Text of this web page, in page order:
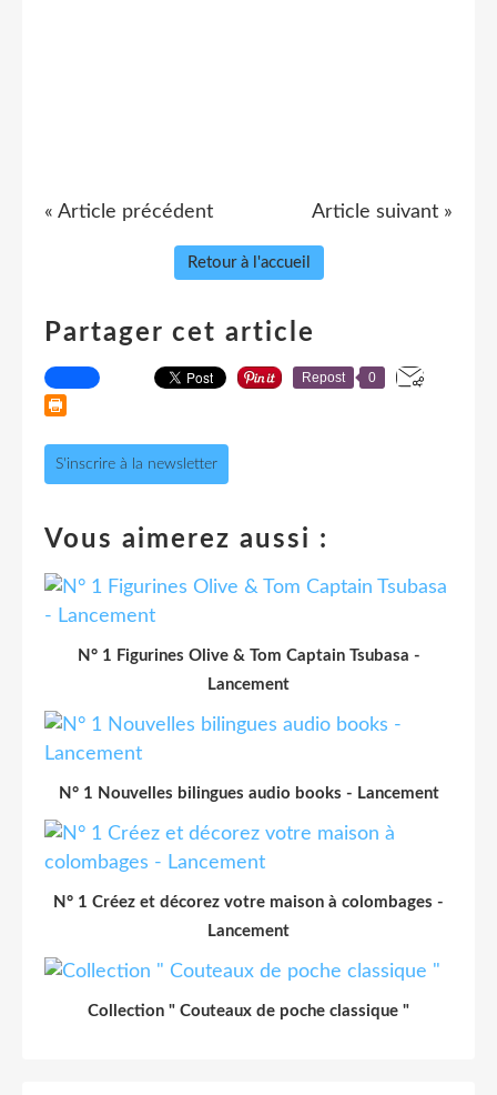
« Article précédent Article suivant »
Retour à l'accueil
Partager cet article
Repost 0
S'inscrire à la newsletter
Vous aimerez aussi :
N° 1 Figurines Olive & Tom Captain Tsubasa -
Lancement
N° 1 Nouvelles bilingues audio books - Lancement
N° 1 Créez et décorez votre maison à colombages -
Lancement
Collection " Couteaux de poche classique "